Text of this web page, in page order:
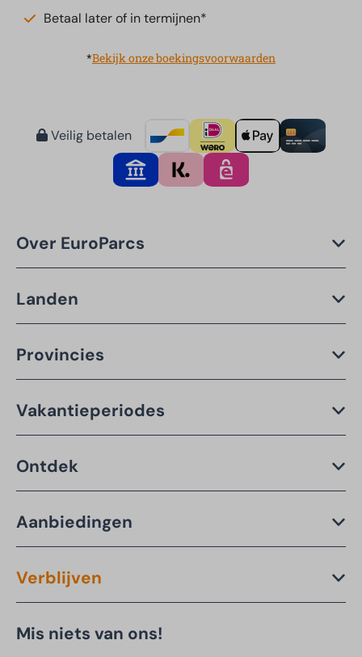
Betaal later of in termijnen*
*Bekijk onze boekingsvoorwaarden
Veilig betalen
Over EuroParcs
Landen
Provincies
Vakantieperiodes
Ontdek
Aanbiedingen
Verblijven
Mis niets van ons!